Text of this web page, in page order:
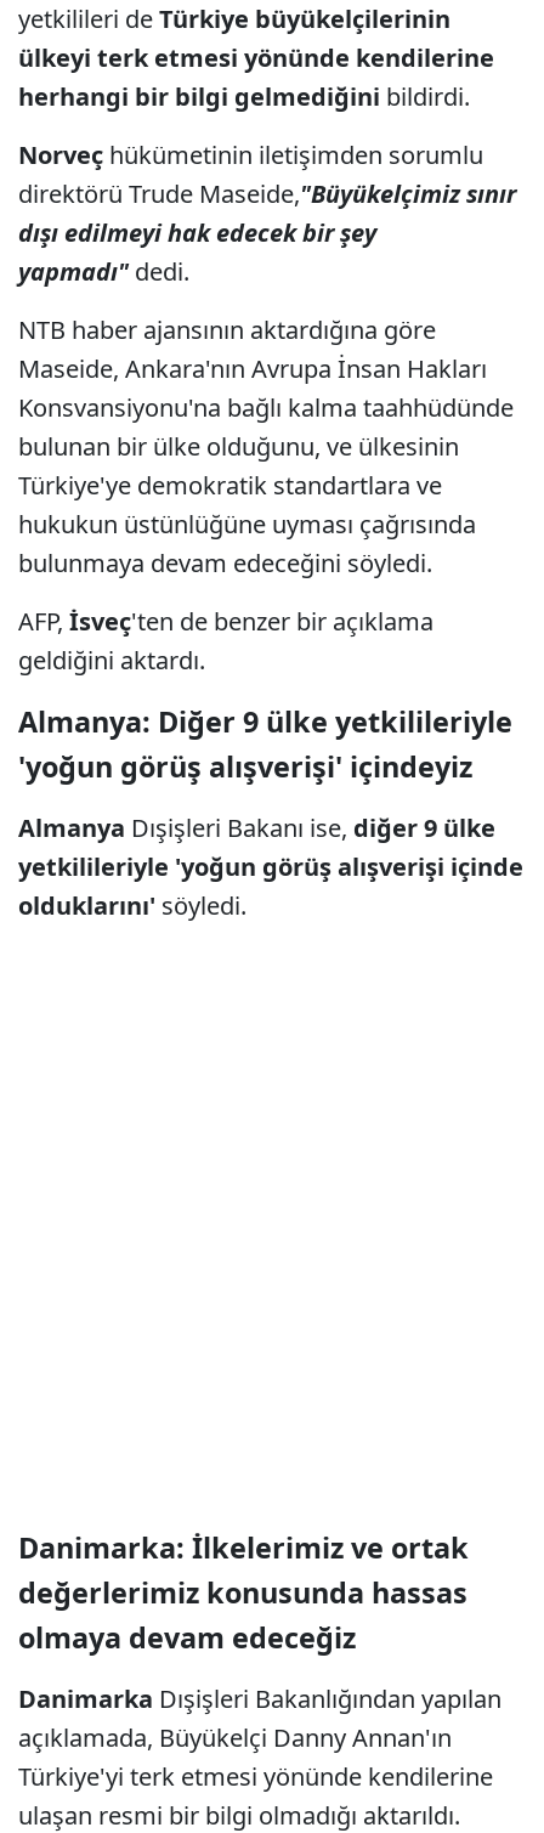
yetkilileri deTürkiye büyükelçilerinin
ülkeyi terk etmesi yönünde kendilerine
herhangi bir bilgi gelmediğini bildirdi.
Norveç hükümetinin iletişimden sorumlu
direktörü Trude Maseide,"Büyükelçimiz sınır
dışı edilmeyi hak edecek bir şey
yapmadı"dedi.
NTB haber ajansının aktardığına göre
Maseide, Ankara'nın Avrupa İnsan Hakları
Konsvansiyonu'na bağlı kalma taahhüdünde
bulunan bir ülke olduğunu, ve ülkesinin
Türkiye'ye demokratik standartlara ve
hukukun üstünlüğüne uyması çağrısında
bulunmaya devam edeceğini söyledi.
AFP, İsveç'ten de benzer bir açıklama
geldiğini aktardı.
Almanya: Diğer 9 ülke yetkilileriyle
'yoğun görüş alışverişi' içindeyiz
Almanya Dışişleri Bakanı ise, diğer 9 ülke
yetkilileriyle 'yoğun görüş alışverişi içinde
olduklarını' söyledi.
Danimarka: İlkelerimiz ve ortak
değerlerimiz konusunda hassas
olmaya devam edeceğiz
Danimarka Dışişleri Bakanlığından yapılan
açıklamada, Büyükelçi Danny Annan'ın
Türkiye'yi terk etmesi yönünde kendilerine
ulaşan resmi bir bilgi olmadığı aktarıldı.